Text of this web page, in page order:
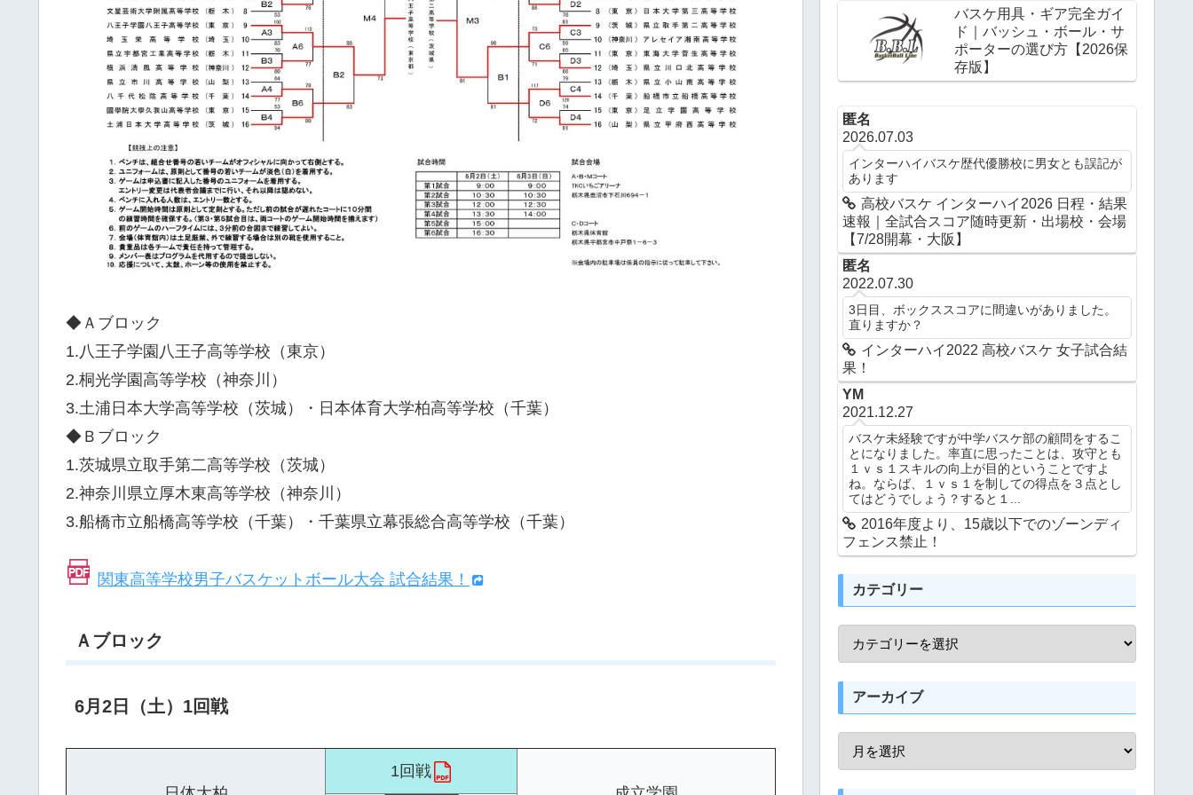
◆Ａブロック
1.八王子学園八王子高等学校（東京）
2.桐光学園高等学校（神奈川）
3.土浦日本大学高等学校（茨城）・日本体育大学柏高等学校（千葉）
◆Ｂブロック
1.茨城県立取手第二高等学校（茨城）
2.神奈川県立厚木東高等学校（神奈川）
3.船橋市立船橋高等学校（千葉）・千葉県立幕張総合高等学校（千葉）
関東高等学校男子バスケットボール大会 試合結果！
Ａブロック
6月2日（土）1回戦
1回戦
バスケ用具・ギア完全ガイ
ド｜バッシュ・ボール・サ
ポーターの選び方【2026保
存版】
匿名
2026.07.03
インターハイバスケ歴代優勝校に男女とも誤記が
あります
高校バスケ インターハイ2026 日程・結果
速報｜全試合スコア随時更新・出場校・会場
【7/28開幕・大阪】
匿名
2022.07.30
3日目、ボックススコアに間違いがありました。
直りますか？
インターハイ2022 高校バスケ 女子試合結
果！
YM
2021.12.27
バスケ未経験ですが中学バスケ部の顧問をするこ
とになりました。率直に思ったことは、攻守とも
１ｖｓ１スキルの向上が目的ということですよ
ね。ならば、１ｖｓ１を制しての得点を３点とし
てはどうでしょう？すると１...
2016年度より、15歳以下でのゾーンディ
フェンス禁止！
カテゴリー
アーカイブ